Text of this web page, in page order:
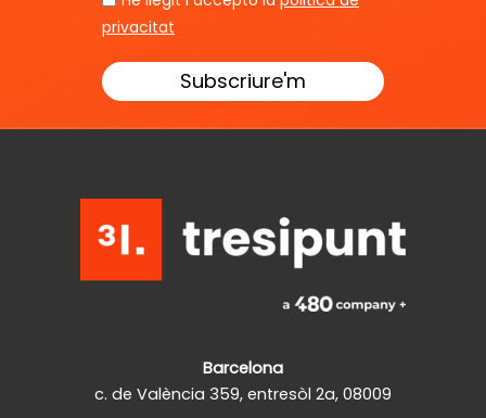
privacitat
Barcelona
c. de València 359, entresòl 2a, 08009